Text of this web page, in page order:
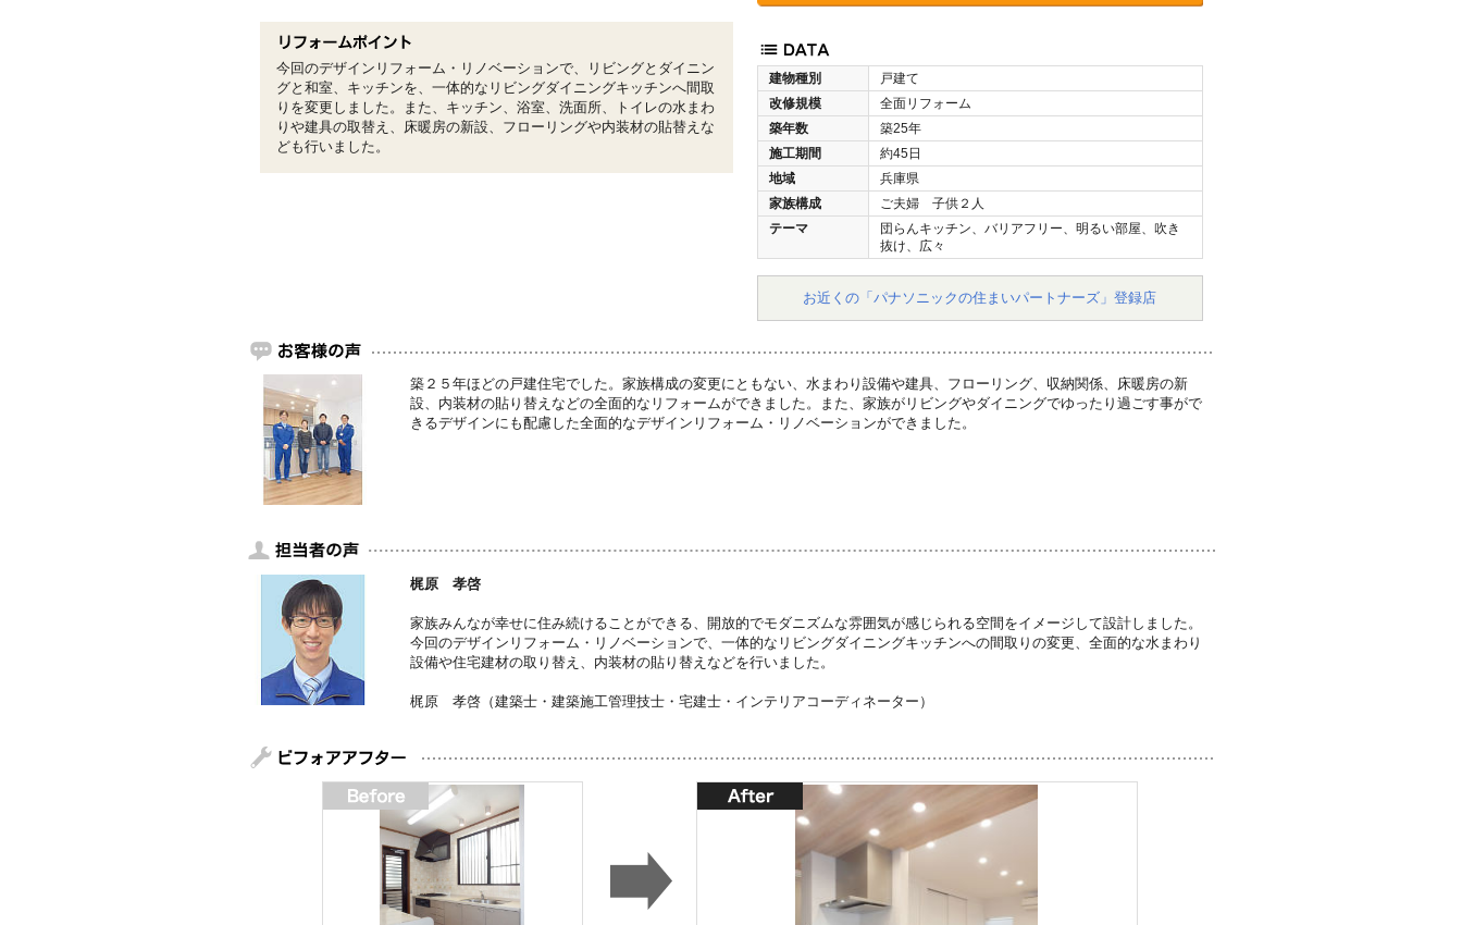
建物種別
戸建て
改修規模
全面リフォーム
築年数
築25年
施工期間
約45日
地域
兵庫県
家族構成
ご夫婦 子供２人
テーマ
団らんキッチン、バリアフリー、明るい部屋、吹き
抜け、広々
お近くの「パナソニックの住まいパートナーズ」登録店
今回のデザインリフォーム・リノベーションで、リビングとダイニン
グと和室、キッチンを、一体的なリビングダイニングキッチンへ間取
りを変更しました。また、キッチン、浴室、洗面所、トイレの水まわ
りや建具の取替え、床暖房の新設、フローリングや内装材の貼替えな
ども行いました。
築２５年ほどの戸建住宅でした。家族構成の変更にともない、水まわり設備や建具、フローリング、収納関係、床暖房の新
設、内装材の貼り替えなどの全面的なリフォームができました。また、家族がリビングやダイニングでゆったり過ごす事がで
きるデザインにも配慮した全面的なデザインリフォーム・リノベーションができました。
梶原 孝啓
家族みんなが幸せに住み続けることができる、開放的でモダニズムな雰囲気が感じられる空間をイメージして設計しました。
今回のデザインリフォーム・リノベーションで、一体的なリビングダイニングキッチンへの間取りの変更、全面的な水まわり
設備や住宅建材の取り替え、内装材の貼り替えなどを行いました。
梶原 孝啓（建築士・建築施工管理技士・宅建士・インテリアコーディネーター）